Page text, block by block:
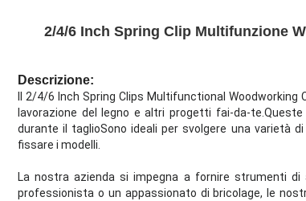
2/4/6 Inch Spring Clip Multifunzione
Descrizione:
Il 2/4/6 Inch Spring Clips Multifunctional
lavorazione del legno e altri progetti fai-da-
durante il taglioSono ideali per svolgere una varietà
fissare i modelli.
La nostra azienda si impegna a fornire strumenti
professionista o un appassionato di bricolage, le